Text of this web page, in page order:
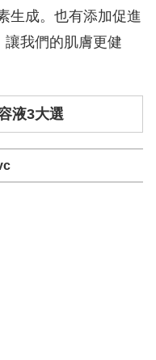
生成。也有添加促進
讓我們的肌膚更健
液3大選